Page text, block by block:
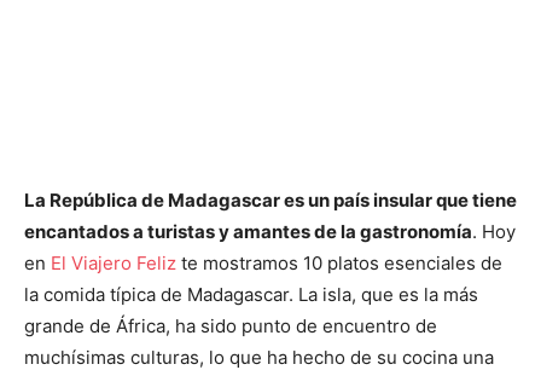
La República de Madagascar es un país insular que tiene
encantados a turistas y amantes de la gastronomía. Hoy
en El Viajero Feliz te mostramos 10 platos esenciales de
la comida típica de Madagascar. La isla, que es la más
grande de África, ha sido punto de encuentro de
muchísimas culturas, lo que ha hecho de su cocina una